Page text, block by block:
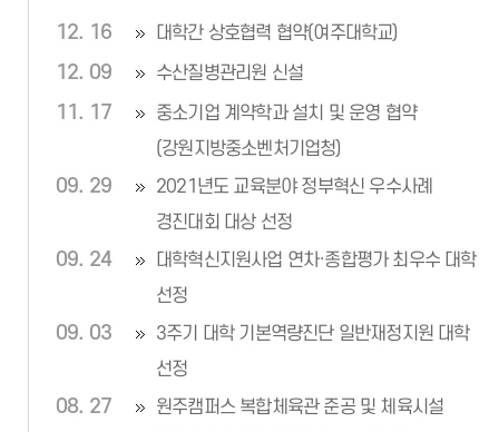
12. 16 대학간 상호협력 협약(여주대학교)
12. 09 수산질병관리원 신설
11. 17
중소기업 계약학과 설치 및 운영 협약
(강원지방중소벤처기업청)
09. 29
2021년도 교육분야 정부혁신 우수사례
경진대회 대상 선정
09. 24
대학혁신지원사업 연차·종합평가 최우수 대학
선정
09. 03
3주기 대학 기본역량진단 일반재정지원 대학
선정
08. 27
원주캠퍼스 복합체육관 준공 및 체육시설